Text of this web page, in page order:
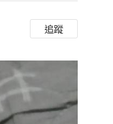
追蹤